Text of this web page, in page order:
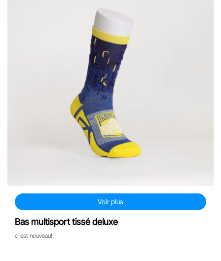
Voir plus
Bas multisport tissé deluxe
c`est nouveau!